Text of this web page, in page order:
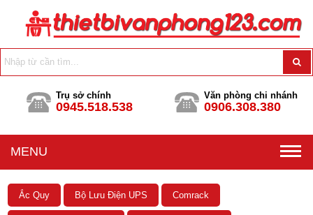
Trụ sở chính
0945.518.538
Văn phòng chi nhánh
0906.308.380
MENU
Ắc Quy Bộ Lưu Điện UPS Comrack